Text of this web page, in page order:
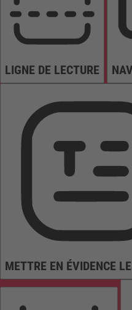
LIGNE DE LECTURE
METTRE EN ÉVIDENCE